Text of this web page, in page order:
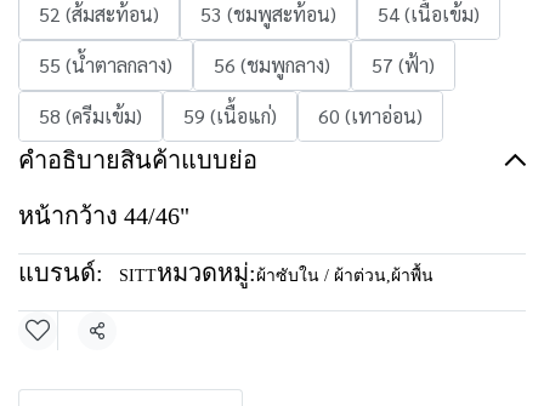
52 (ส้มสะท้อน)
53 (ชมพูสะท้อน)
54 (เนื้อเข้ม)
55 (น้ำตาลกลาง)
56 (ชมพูกลาง)
57 (ฟ้า)
58 (ครีมเข้ม)
59 (เนื้อแก่) 60 (เทาอ่อน)
คำอธิบายสินค้าแบบย่อ
หน้ากว้าง 44/46"
แบรนด์: SITTหมวดหมู่: ผ้าซับใน / ผ้าต่วน,ผ้าพื้น
แชร์